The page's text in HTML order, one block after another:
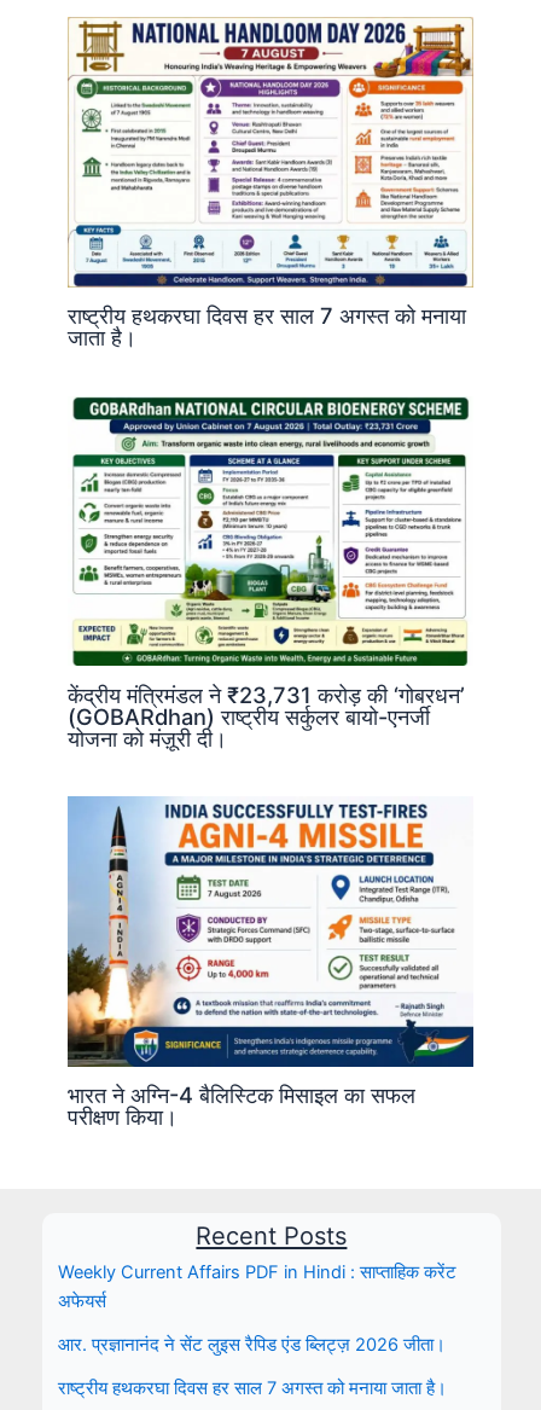
राष्ट्रीय हथकरघा दिवस हर साल 7 अगस्त को मनाया
जाता है।
केंद्रीय मंत्रिमंडल ने ₹23,731 करोड़ की ‘गोबरधन’
(GOBARdhan) राष्ट्रीय सर्कुलर बायो-एनर्जी
योजना को मंज़ूरी दी।
भारत ने अग्नि-4 बैलिस्टिक मिसाइल का सफल
परीक्षण किया।
Recent Posts
Weekly Current Affairs PDF in Hindi : साप्ताहिक करेंट
अफेयर्स
आर. प्रज्ञानानंद ने सेंट लुइस रैपिड एंड ब्लिट्ज़ 2026 जीता।
राष्ट्रीय हथकरघा दिवस हर साल 7 अगस्त को मनाया जाता है।